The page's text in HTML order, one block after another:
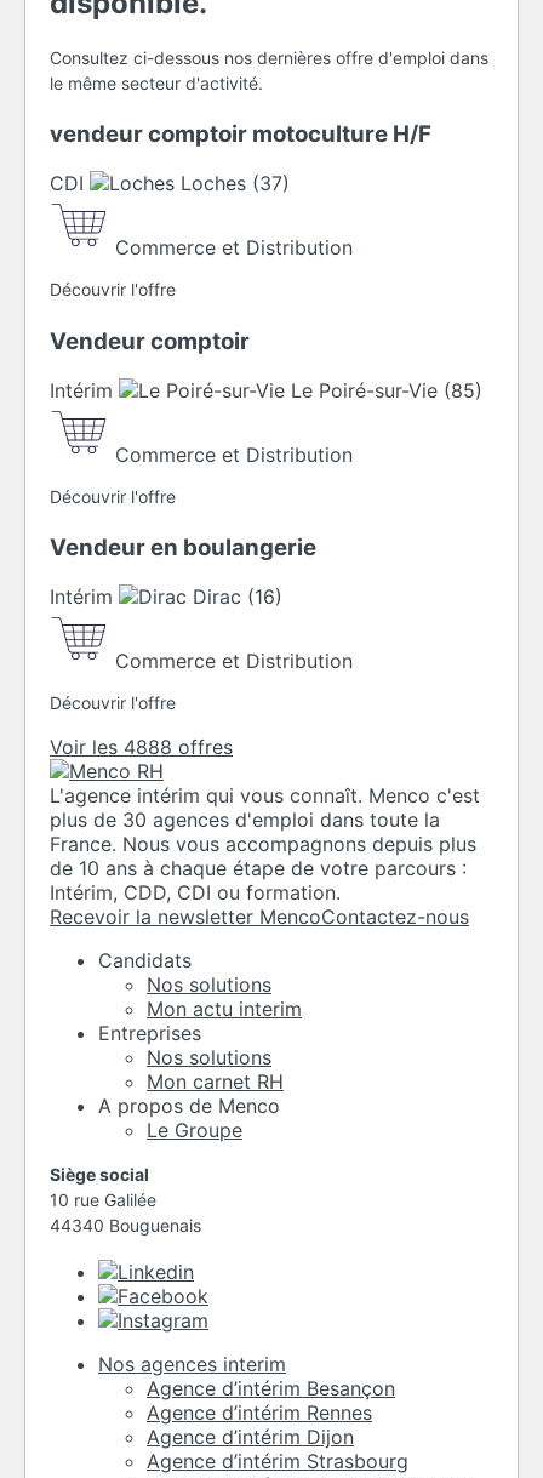
Consultez ci-dessous nos dernières offre d'emploi dans
le même secteur d'activité.
vendeur comptoir motoculture H/F
CDI Loches (37)
Commerce et Distribution
Découvrir l'offre
Vendeur comptoir
Intérim Le Poiré-sur-Vie (85)
Commerce et Distribution
Découvrir l'offre
Vendeur en boulangerie
Intérim Dirac (16)
Commerce et Distribution
Découvrir l'offre
Voir les 4888 offres
L'agence intérim qui vous connaît. Menco c'est
plus de 30 agences d'emploi dans toute la
France. Nous vous accompagnons depuis plus
de 10 ans à chaque étape de votre parcours :
Intérim, CDD, CDI ou formation.
Recevoir la newsletter MencoContactez-nous
Candidats
Nos solutions
Mon actu interim
Entreprises
Nos solutions
Mon carnet RH
A propos de Menco
Le Groupe
Siège social
10 rue Galilée
44340 Bouguenais
Nos agences interim
Agence d’intérim Besançon
Agence d’intérim Rennes
Agence d’intérim Dijon
Agence d’intérim Strasbourg